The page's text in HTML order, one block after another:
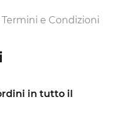
Termini e Condizioni
in tutto il